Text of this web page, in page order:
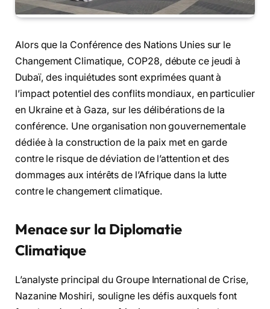
Alors que la Conférence des Nations Unies sur le
Changement Climatique, COP28, débute ce jeudi à
Dubaï, des inquiétudes sont exprimées quant à
l’impact potentiel des conflits mondiaux, en particulier
en Ukraine et à Gaza, sur les délibérations de la
conférence. Une organisation non gouvernementale
dédiée à la construction de la paix met en garde
contre le risque de déviation de l’attention et des
dommages aux intérêts de l’Afrique dans la lutte
contre le changement climatique.
Menace sur la Diplomatie
Climatique
L’analyste principal du Groupe International de Crise,
Nazanine Moshiri, souligne les défis auxquels font